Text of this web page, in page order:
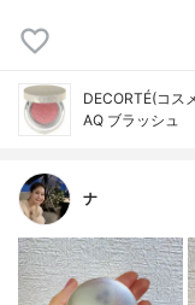
DECORTÉ(コス
AQ ブラッシュ
ナ